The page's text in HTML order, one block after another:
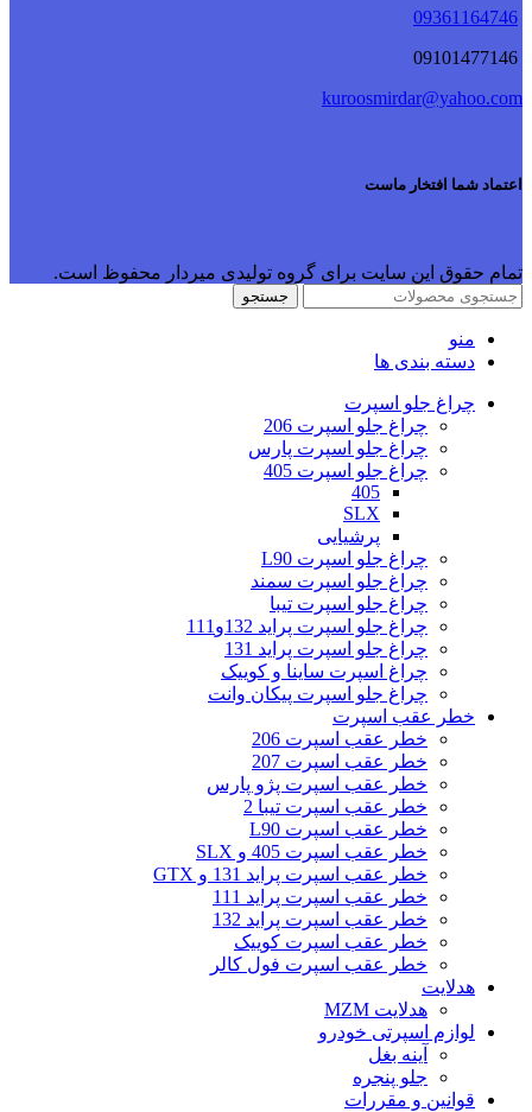
09361164746
kuroosmirdar@yahoo.com
اعتماد شما افتخار ماست
تمام حقوق این سایت برای گروه تولیدی میردار محفوظ است.
جستجو
منو
دسته بندی ها
چراغ جلو اسپرت
چراغ جلو اسپرت 206
چراغ جلو اسپرت پارس
چراغ جلو اسپرت 405
405
SLX
پرشیایی
چراغ جلو اسپرت L90
چراغ جلو اسپرت سمند
چراغ جلو اسپرت تیبا
چراغ جلو اسپرت پراید 132و111
چراغ جلو اسپرت پراید 131
چراغ اسپرت ساینا و کوییک
چراغ جلو اسپرت پیکان وانت
خطر عقب اسپرت
خطر عقب اسپرت 206
خطر عقب اسپرت 207
خطر عقب اسپرت پژو پارس
خطر عقب اسپرت تیبا 2
خطر عقب اسپرت L90
خطر عقب اسپرت 405 و SLX
خطر عقب اسپرت پراید 131 و GTX
خطر عقب اسپرت پراید 111
خطر عقب اسپرت پراید 132
خطر عقب اسپرت کوییک
خطر عقب اسپرت فول کالر
هدلایت
هدلایت MZM
لوازم اسپرتی خودرو
آینه بغل
جلو پنجره
قوانین و مقررات